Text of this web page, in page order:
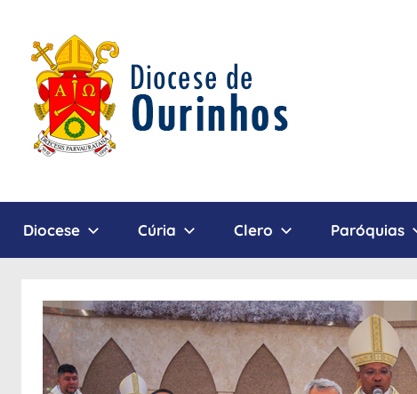
conteúdo
Diocese
de
Ourinhos
Diocese Cúria Clero Paróquias